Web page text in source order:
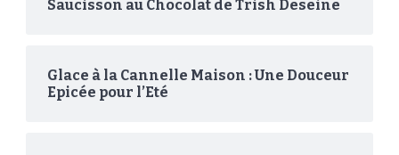
Saucisson au Chocolat de Trish Deseine
Glace à la Cannelle Maison : Une Douceur
Epicée pour l’Eté